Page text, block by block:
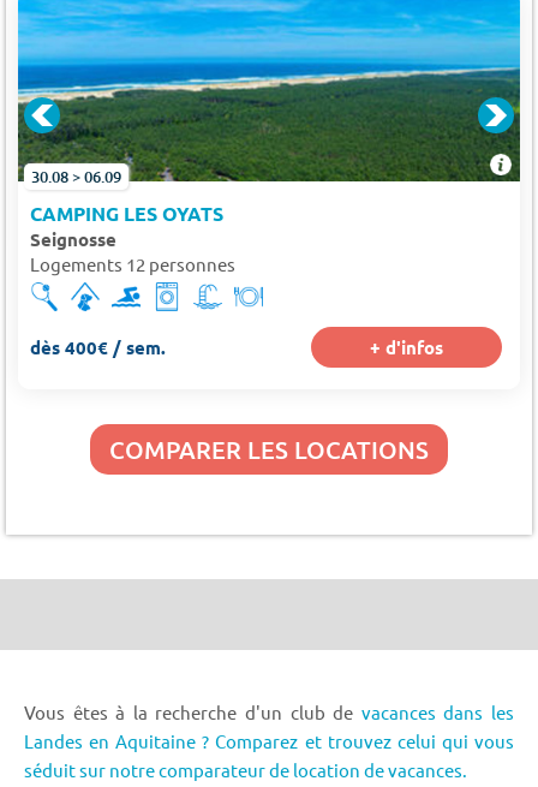
30.08 > 06.09
CAMPING LES OYATS
Seignosse
Logements 12 personnes
dès 400€ / sem. + d'infos
COMPARER LES LOCATIONS
Vous êtes à la recherche d'un club de vacances dans les
Landes en Aquitaine ? Comparez et trouvez celui qui vous
séduit sur notre comparateur de location de vacances.